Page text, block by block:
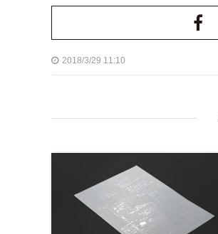
2018/3/29 11:10